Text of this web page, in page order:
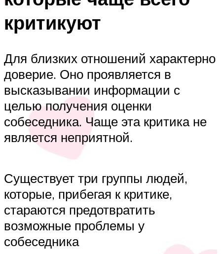
критикуют
Для близких отношений характерно
доверие. Оно проявляется в
высказывании информации с
целью получения оценки
собеседника. Чаще эта критика не
является неприятной.
Существует три группы людей,
которые, прибегая к критике,
стараются предотвратить
возможные проблемы у
собеседника